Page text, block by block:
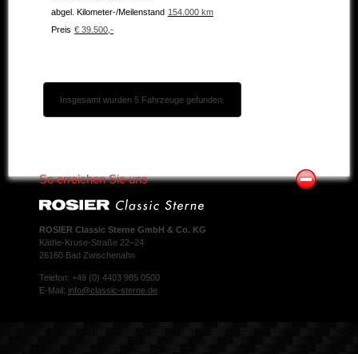
abgel. Kilometer-/Meilenstand 154.000 km
Preis € 39.500,-
Insgesamt wurden 5 Fahrzeuge gefunden.
So erreichen Sie uns
ROSIER Classic Sterne GmbH & Co. KG
Käthe-Kruse-Straße 22–24
26160 Bad Zwischenahn
Telefon: +49 (0) 4403 985 0500
E-Mail: info@classic-sterne.de